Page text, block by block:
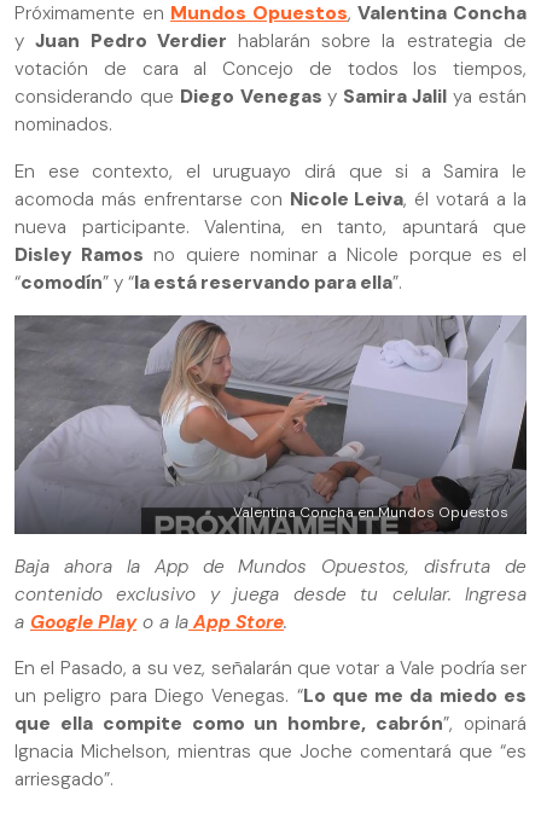
Próximamente en Mundos Opuestos,Valentina Concha
yJuan Pedro Verdier hablarán sobre la estrategia de
votación de cara al Concejo de todos los tiempos,
considerando que Diego Venegas y Samira Jalil ya están
nominados.
En ese contexto, el uruguayo dirá que si a Samira le
acomoda más enfrentarse con Nicole Leiva, él votará a la
nueva participante. Valentina, en tanto, apuntará que
Disley Ramos no quiere nominar a Nicole porque es el
“comodín” y “la está reservando para ella”.
Valentina Concha en Mundos Opuestos
Baja ahora la App de Mundos Opuestos, disfruta de
contenido exclusivo y juega desde tu celular. Ingresa
a Google Playo a laApp Store.
En el Pasado, a su vez, señalarán que votar a Vale podría ser
un peligro para Diego Venegas. “Lo que me da miedo es
que ella compite como un hombre, cabrón”, opinará
Ignacia Michelson, mientras que Joche comentará que “es
arriesgado”.